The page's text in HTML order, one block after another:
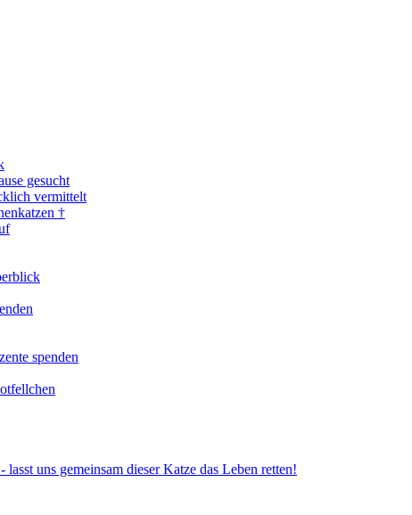
gesucht
vermittelt
†
spenden
lasst uns gemeinsam dieser Katze das Leben retten!